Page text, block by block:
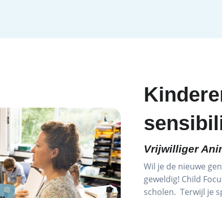
Vrijwilliger
Wil je de nieuwe
geweldig! Child
scholen. Terwijl je